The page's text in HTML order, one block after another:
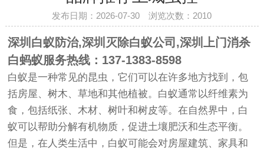
发布日期：2026-07-30 浏览次数： 2010
深圳白蚁防治,深圳灭除白蚁公司,深圳上门消杀
白蚂蚁服务热线：137-1383-8598
白蚁是一种常见的昆虫，它们可以在许多地方找到，包
括房屋、树木、草地和其他植被。白蚁通常以纤维素为
食，包括纸张、木材、树叶和树皮等。在自然界中，白
蚁可以帮助分解有机物质，促进土壤肥沃和生态平衡。
但是，在人类生活中，白蚁可能会对房屋建筑、家具和